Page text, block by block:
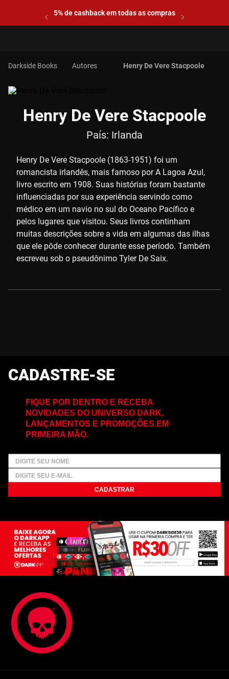
5% de cashback em todas as compras
Autores Henry De Vere Stacpoole
Henry De Vere Stacpoole
País: Irlanda
Henry De Vere Stacpoole (1863-1951) foi um
romancista irlandês, mais famoso por A Lagoa Azul,
livro escrito em 1908. Suas histórias foram bastante
influenciadas por sua experiência servindo como
médico em um navio no sul do Oceano Pacífico e
pelos lugares que visitou. Seus livros continham
muitas descrições sobre a vida em algumas das ilhas
que ele pôde conhecer durante esse período. Também
escreveu sob o pseudônimo Tyler De Saix.
CADASTRE-SE
FIQUE POR DENTRO E RECEBA
NOVIDADES DO UNIVERSO DARK,
LANÇAMENTOS E PROMOÇÕES EM
PRIMEIRA MÃO.
CADASTRAR